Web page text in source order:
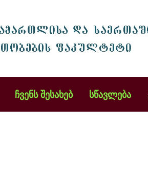
ჩვენს შესახებ სწავლება